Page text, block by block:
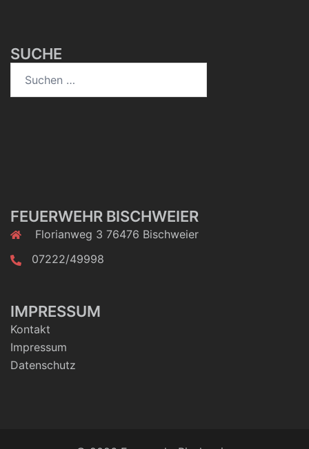
SUCHE
FEUERWEHR BISCHWEIER
Florianweg 3 76476 Bischweier
07222/49998
IMPRESSUM
Kontakt
Impressum
Datenschutz